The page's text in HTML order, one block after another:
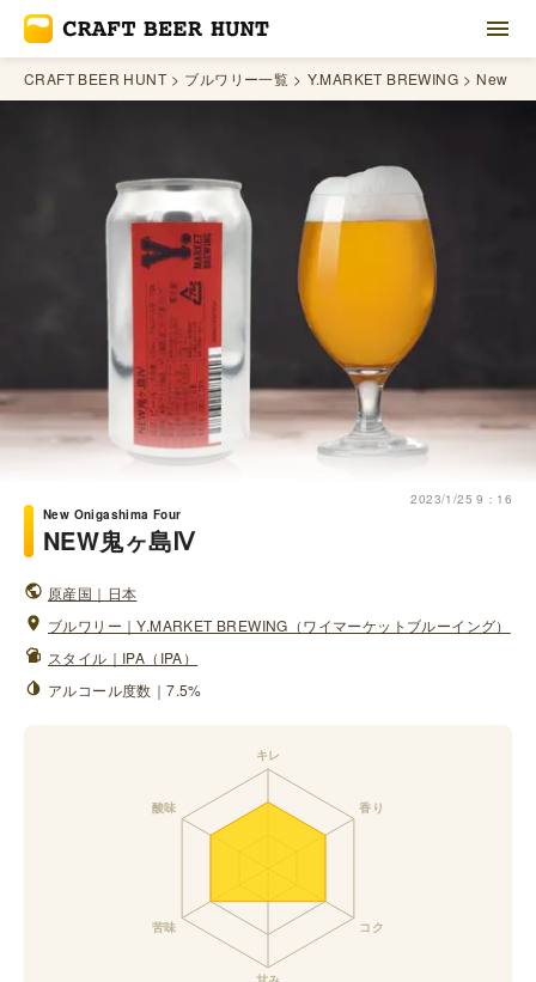
CRAFT BEER HUNT ブルワリー一覧 Y.MARKET BREWING New
2023/1/25 9：16
New Onigashima Four
NEW鬼ヶ島Ⅳ
原産国｜日本
ブルワリー｜Y.MARKET BREWING（ワイマーケットブルーイング）
スタイル｜IPA（IPA）
アルコール度数｜7.5%